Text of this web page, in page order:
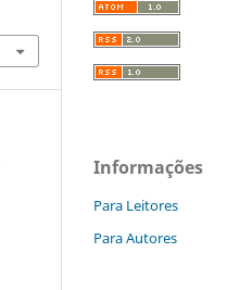
Informações
Para Leitores
Para Autores